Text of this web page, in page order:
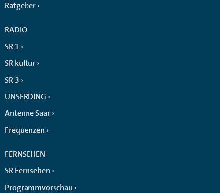
Ratgeber
RADIO
SR 1
SR kultur
SR 3
UNSERDING
Antenne Saar
Frequenzen
FERNSEHEN
SR Fernsehen
Programmvorschau